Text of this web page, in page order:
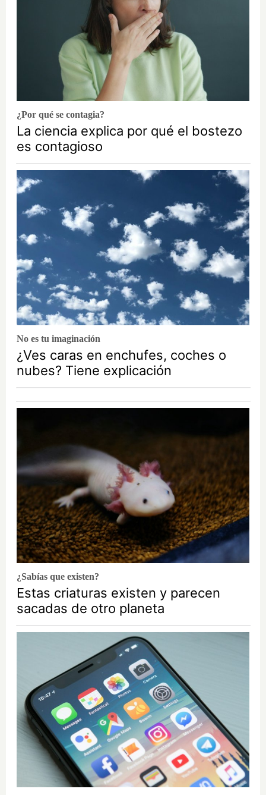
¿Por qué se contagia?
La ciencia explica por qué el bostezo
es contagioso
No es tu imaginación
¿Ves caras en enchufes, coches o
nubes? Tiene explicación
¿Sabías que existen?
Estas criaturas existen y parecen
sacadas de otro planeta